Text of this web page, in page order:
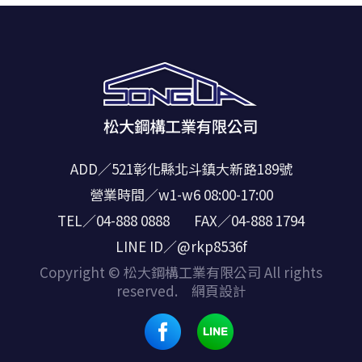
ADD／521彰化縣北斗鎮大新路189號
營業時間／w1-w6 08:00-17:00
TEL／04-888 0888
FAX／04-888 1794
LINE ID／@rkp8536f
Copyright © 松大鋼構工業有限公司 All rights
reserved. 網頁設計